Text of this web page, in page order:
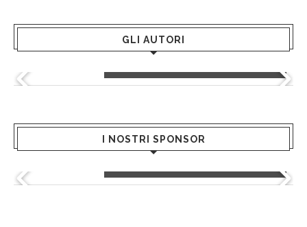
GLI AUTORI
I NOSTRI SPONSOR